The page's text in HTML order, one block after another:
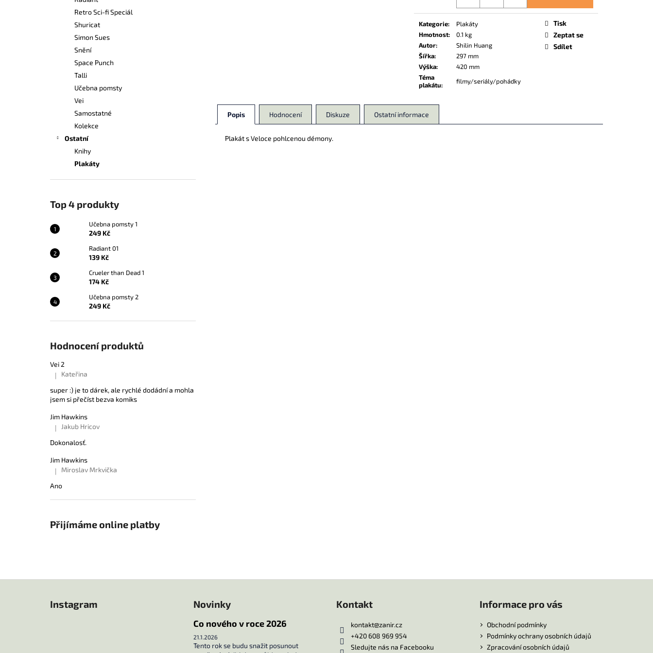
Retro Sci-fi Speciál
Shuricat
Simon Sues
Snění
Space Punch
Talli
Učebna pomsty
Vei
Samostatné
Kolekce
Ostatní
Knihy
Plakáty
Top 4 produkty
Učebna pomsty 1
249 Kč
Radiant 01
139 Kč
Crueler than Dead 1
174 Kč
Učebna pomsty 2
249 Kč
Hodnocení produktů
Vei 2
Hodnocení produktu je 5 z 5 hvězdiček.
|
Kateřina
super :) je to dárek, ale rychlé dodádní a mohla
jsem si přečíst bezva komiks
Jim Hawkins
Hodnocení produktu je 5 z 5 hvězdiček.
|
Jakub Hricov
Dokonalosť.
Jim Hawkins
Hodnocení produktu je 5 z 5 hvězdiček.
|
Miroslav Mrkvička
Ano
Přijímáme online platby
Kategorie:
Plakáty
Hmotnost:
0.1 kg
Autor:
Shilin Huang
Šířka:
297 mm
Výška:
420 mm
Téma
plakátu: filmy/seriály/pohádky
Tisk
Zeptat se
Sdílet
Popis Hodnocení Diskuze Ostatní informace
Plakát s Veloce pohlcenou démony.
Instagram Novinky
Co nového v roce 2026
21.1.2026
Tento rok se budu snažit posunout
Kontakt
kontakt@zanir.cz
+420 608 969 954
Sledujte nás na Facebooku
Informace pro vás
Obchodní podmínky
Podmínky ochrany osobních údajů
Zpracování osobních údajů